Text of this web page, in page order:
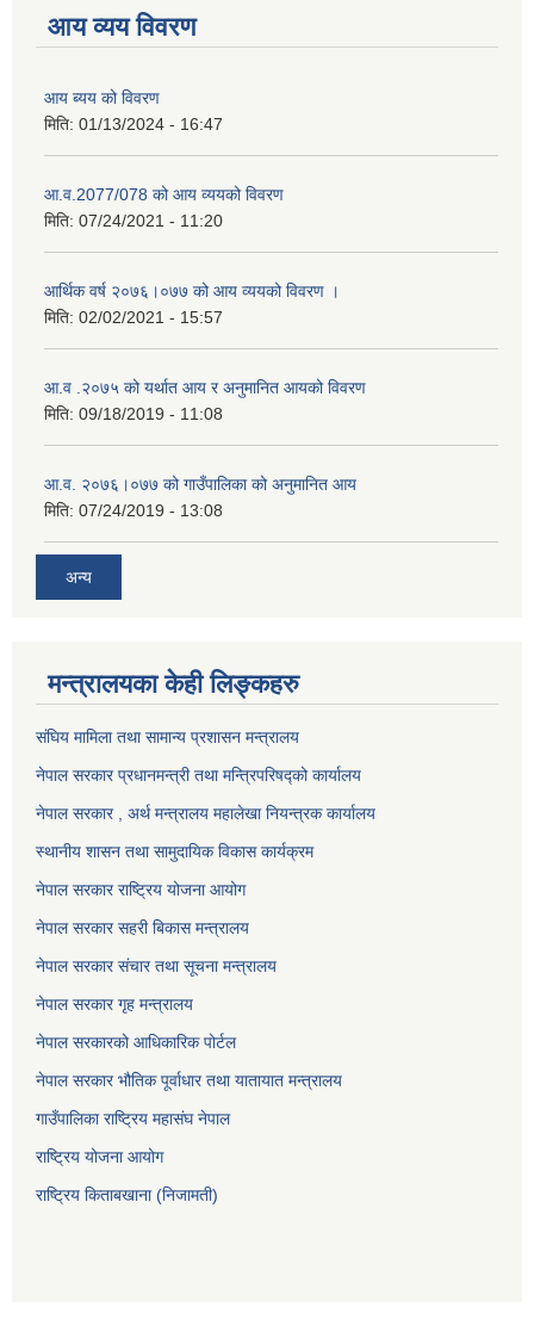
आय व्यय विवरण
आय ब्यय को विवरण
मिति: 01/13/2024 - 16:47
आ.व.2077/078 को आय व्ययको विवरण
मिति: 07/24/2021 - 11:20
आर्थिक वर्ष २०७६।०७७ को आय व्ययको विवरण ।
मिति: 02/02/2021 - 15:57
आ.व .२०७५ को यर्थात आय र अनुमानित आयको विवरण
मिति: 09/18/2019 - 11:08
आ.व. २०७६।०७७ को गाउँपालिका को अनुमानित आय
मिति: 07/24/2019 - 13:08
अन्य
मन्त्रालयका केही लिङ्कहरु
संघिय मामिला तथा सामान्य प्रशासन मन्त्रालय
नेपाल सरकार प्रधानमन्त्री तथा मन्त्रिपरिषद्को कार्यालय
नेपाल सरकार , अर्थ मन्त्रालय महालेखा नियन्त्रक कार्यालय
स्थानीय शासन तथा सामुदायिक विकास कार्यक्रम
नेपाल सरकार राष्ट्रिय योजना आयोग
नेपाल सरकार सहरी बिकास मन्त्रालय
नेपाल सरकार संचार तथा सूचना मन्त्रालय
नेपाल सरकार गृह मन्त्रालय
नेपाल सरकारको आधिकारिक पोर्टल
नेपाल सरकार भौतिक पूर्वाधार तथा यातायात मन्त्रालय
गाउँपालिका राष्ट्रिय महासंघ नेपाल
राष्ट्रिय योजना आयोग
राष्ट्रिय किताबखाना (निजामती)